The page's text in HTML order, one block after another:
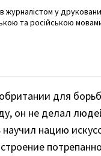
журналістом у
та російською
для
он не делал
нацию